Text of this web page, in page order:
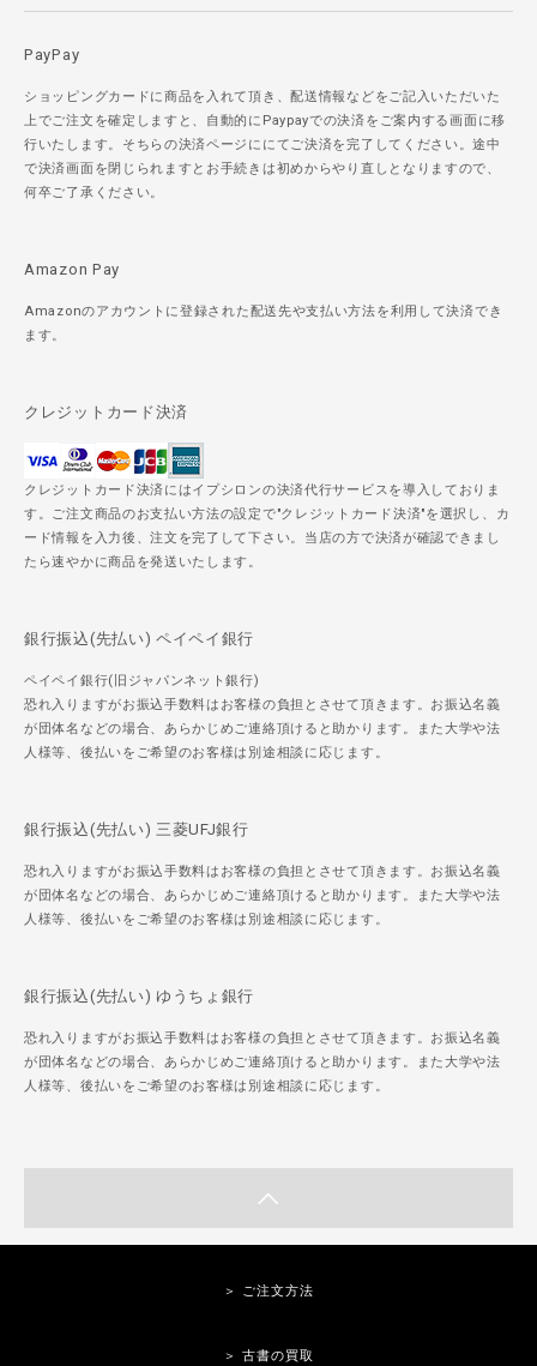
PayPay
ショッピングカードに商品を入れて頂き、配送情報などをご記入いただいた
上でご注文を確定しますと、自動的にPaypayでの決済をご案内する画面に移
行いたします。そちらの決済ページににてご決済を完了してください。途中
で決済画面を閉じられますとお手続きは初めからやり直しとなりますので、
何卒ご了承ください。
Amazon Pay
Amazonのアカウントに登録された配送先や支払い方法を利用して決済でき
ます。
クレジットカード決済
クレジットカード決済にはイプシロンの決済代行サービスを導入しておりま
す。ご注文商品のお支払い方法の設定で"クレジットカード決済"を選択し、カ
ード情報を入力後、注文を完了して下さい。当店の方で決済が確認できまし
たら速やかに商品を発送いたします。
銀行振込(先払い) ペイペイ銀行
ペイペイ銀行(旧ジャパンネット銀行)
恐れ入りますがお振込手数料はお客様の負担とさせて頂きます。お振込名義
が団体名などの場合、あらかじめご連絡頂けると助かります。また大学や法
人様等、後払いをご希望のお客様は別途相談に応じます。
銀行振込(先払い) 三菱UFJ銀行
恐れ入りますがお振込手数料はお客様の負担とさせて頂きます。お振込名義
が団体名などの場合、あらかじめご連絡頂けると助かります。また大学や法
人様等、後払いをご希望のお客様は別途相談に応じます。
銀行振込(先払い) ゆうちょ銀行
恐れ入りますがお振込手数料はお客様の負担とさせて頂きます。お振込名義
が団体名などの場合、あらかじめご連絡頂けると助かります。また大学や法
人様等、後払いをご希望のお客様は別途相談に応じます。
＞ ご注文方法
＞ 古書の買取